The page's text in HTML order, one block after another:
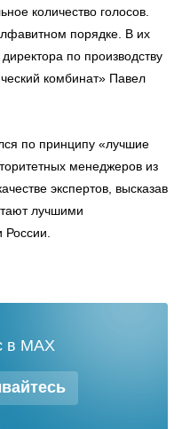
количество голосов.
порядке. В их
по производству
комбинат» Павел
по принципу «лучшие
менеджеров из
экспертов, высказав
лучшими
в MAX